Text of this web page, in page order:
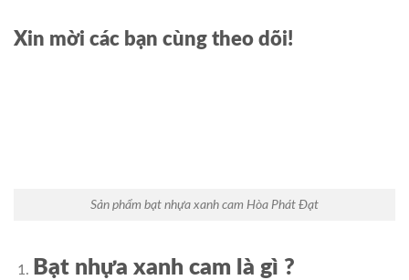
Xin mời các bạn cùng theo dõi!
Sản phẩm bạt nhựa xanh cam Hòa Phát Đạt
Bạt nhựa xanh cam là gì ?